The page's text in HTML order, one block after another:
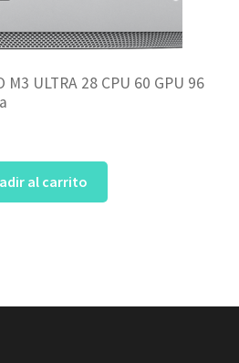
ULTRA 28 CPU 60 GPU 96
al carrito